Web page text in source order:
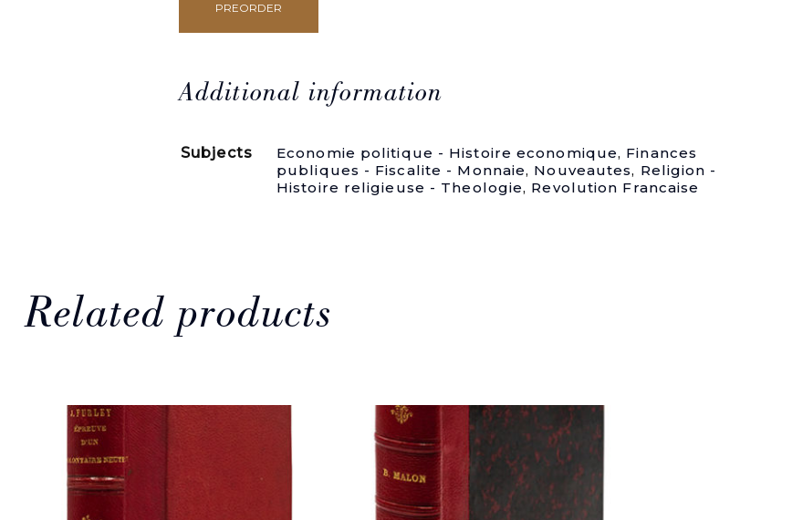
Opinion
de
d'Autun
[Talleyrand],
vente
PREORDER
Additional information
Subjects Economie politique - Histoire economique, Finances
publiques - Fiscalite - Monnaie, Nouveautes, Religion -
Histoire religieuse - Theologie, Revolution Francaise
Related products